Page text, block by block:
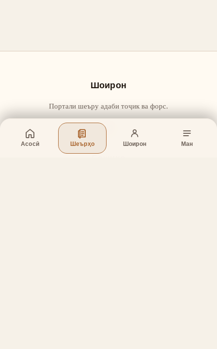
Асосӣ Шеърҳо Шоирон Ман
Шоирон
Портали шеъру адаби тоҷик ва форс.